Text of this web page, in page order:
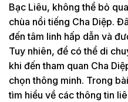
Bạc Liêu, không thể bỏ
chùa nổi tiếng Cha Diệp.
đến tâm linh hấp dẫn và
Tuy nhiên, để có thể di
khi đến tham quan Cha
chọn thông minh. Trong
tìm hiểu về các thông tin